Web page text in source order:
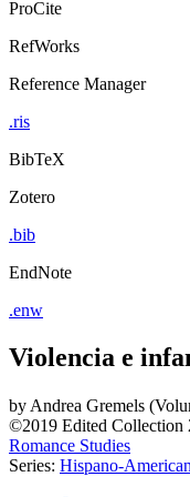
ProCite
RefWorks
Reference Manager
.ris
BibTeX
Zotero
.bib
EndNote
.enw
Violencia e
byAndrea Gremels
©2019 Edited Collection
Romance Studies
Series: Hispano-